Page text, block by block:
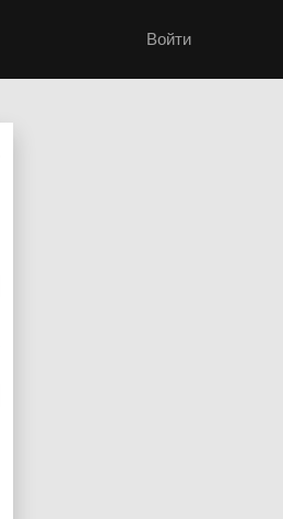
Войти